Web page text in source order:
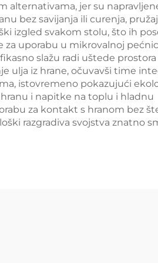
alternativama, jer su
bez savijanja ili curenja,
izgled svakom stolu, što ih
za uporabu u mikrovalnoj
slažu radi uštede prostora
ulja iz hrane, očuvavši time
istovremeno pokazujući
i napitke na toplu i hladnu
za kontakt s hranom bez
razgradiva svojstva znatno